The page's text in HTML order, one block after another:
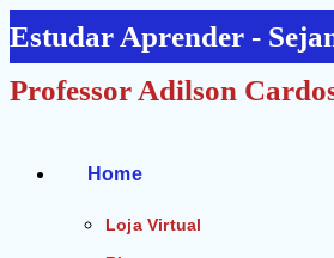
Ir
para
o
Estudar Aprender -
Professor Adilson
Home
Loja Virtual